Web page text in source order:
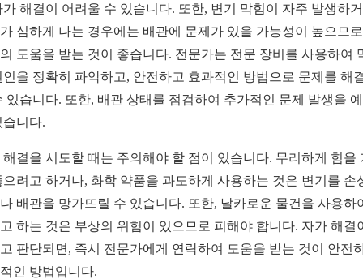
가 해결이 어려울 수 있습니다. 또한, 변기 막힘이 자주 발생하
심하게 나는 경우에는 배관에 문제가 있을 가능성이 높으므
도움을 받는 것이 좋습니다. 전문가는 전문 장비를 사용하여
인을 정확히 파악하고, 안전하고 효과적인 방법으로 문제를 해
있습니다. 또한, 배관 상태를 점검하여 추가적인 문제 발생을
습니다.
해결을 시도할 때는 주의해야 할 점이 있습니다. 무리하게 힘을
으려고 하거나, 화학 약품을 과도하게 사용하는 것은 변기를 손
배관을 망가뜨릴 수 있습니다. 또한, 날카로운 물건을 사용하
하는 것은 부상의 위험이 있으므로 피해야 합니다. 자가 해결
판단되면, 즉시 전문가에게 연락하여 도움을 받는 것이 안전
인 방법입니다.